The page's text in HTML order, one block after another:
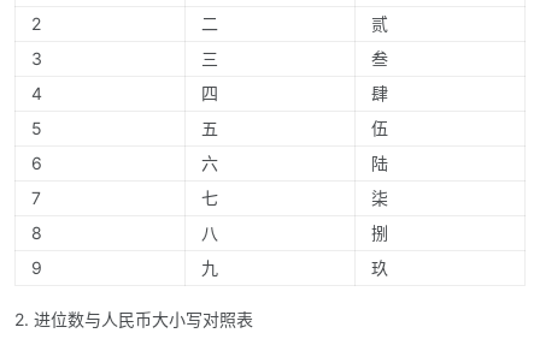
2
二
贰
3
三
叁
4
四
肆
5
五
伍
6
六
陆
7
七
柒
8
八
捌
9
九 玖
2. 进位数与人民币大小写对照表